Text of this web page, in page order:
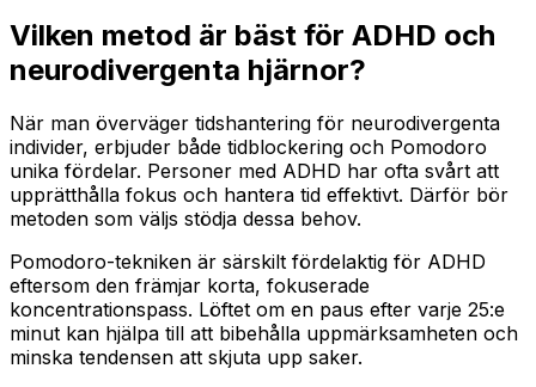
Vilken metod är bäst för ADHD och
neurodivergenta hjärnor?
När man överväger tidshantering för neurodivergenta
individer, erbjuder både tidblockering och Pomodoro
unika fördelar. Personer med ADHD har ofta svårt att
upprätthålla fokus och hantera tid effektivt. Därför bör
metoden som väljs stödja dessa behov.
Pomodoro-tekniken är särskilt fördelaktig för ADHD
eftersom den främjar korta, fokuserade
koncentrationspass. Löftet om en paus efter varje 25:e
minut kan hjälpa till att bibehålla uppmärksamheten och
minska tendensen att skjuta upp saker.